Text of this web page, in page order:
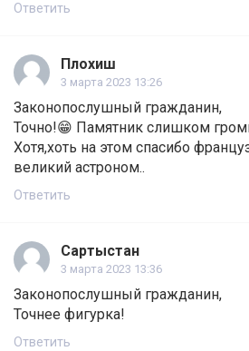
Ответить
Плохиш
3 марта 2023 13:26
Законопослушный гражданин,
Точно!😁 Памятник слишком
Хотя,хоть на этом спасибо
великий астроном..
Ответить
Сартыстан
3 марта 2023 13:36
Законопослушный гражданин,
Точнее фигурка!
Ответить